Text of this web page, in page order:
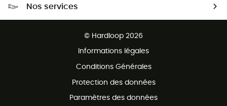
Nos services
© Hardloop 2026
Informations légales
Conditions Générales
Protection des données
Paramètres des données